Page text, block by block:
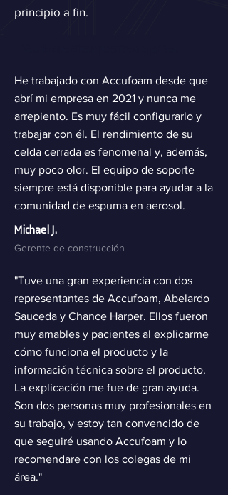
principio a fin.
He trabajado con Accufoam desde que
abrí mi empresa en 2021 y nunca me
arrepiento. Es muy fácil configurarlo y
trabajar con él. El rendimiento de su
celda cerrada es fenomenal y, además,
muy poco olor. El equipo de soporte
siempre está disponible para ayudar a la
comunidad de espuma en aerosol.
Michael J.
Gerente de construcción
"Tuve una gran experiencia con dos
representantes de Accufoam, Abelardo
Sauceda y Chance Harper. Ellos fueron
muy amables y pacientes al explicarme
cómo funciona el producto y la
información técnica sobre el producto.
La explicación me fue de gran ayuda.
Son dos personas muy profesionales en
su trabajo, y estoy tan convencido de
que seguiré usando Accufoam y lo
recomendare con los colegas de mi
área."